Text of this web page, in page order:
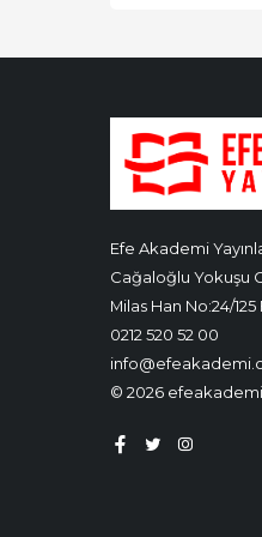
Efe Akademi
Cağaloğlu Yokuşu
Milas Han No:24/
0212 520 52 00
© 2026